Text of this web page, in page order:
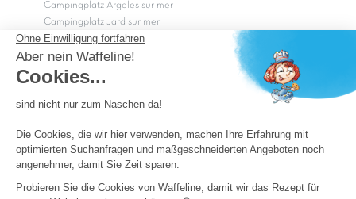
Campingplatz Argeles sur mer
Campingplatz Jard sur mer
Campingplatz Sarzeau
Campingplatz Fréjus
Campingplätze in Camargue
OK
Copyright Capfun 2026 ©